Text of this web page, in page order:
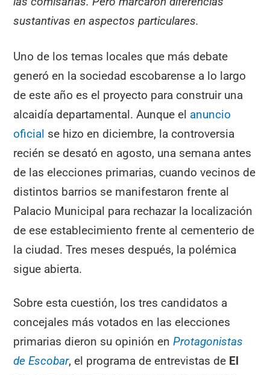
sustantivas en aspectos particulares.
Uno de los temas locales que más debate
generó en la sociedad escobarense a lo largo
de este año es el proyecto para construir una
alcaidía departamental. Aunque el anuncio
oficial se hizo en diciembre, la controversia
recién se desató en agosto, una semana antes
de las elecciones primarias, cuando vecinos de
distintos barrios se manifestaron frente al
Palacio Municipal para rechazar la localización
de ese establecimiento frente al cementerio de
la ciudad. Tres meses después, la polémica
sigue abierta.
Sobre esta cuestión, los tres candidatos a
concejales más votados en las elecciones
primarias dieron su opinión enProtagonistas
de Escobar, el programa de entrevistas de El